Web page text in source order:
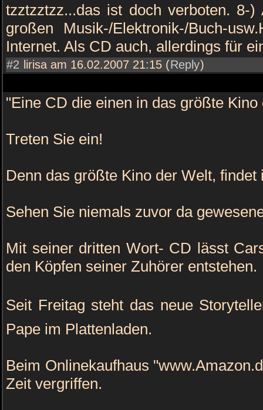
tzztzztzz...das ist doch verboten.
großen Musik-/Elektronik-/Buch-
Internet. Als CD auch, allerdings für
#2 lirisa am 16.02.2007 21:15 (Reply)
"Eine CD die einen in das größte
Treten Sie ein!
Denn das größte Kino der Welt,
Sehen Sie niemals zuvor da
Mit seiner dritten Wort- CD lässt
den Köpfen seiner Zuhörer entstehen.
Seit Freitag steht das neue
Pape im Plattenladen.
Beim Onlinekaufhaus
Zeit vergriffen.